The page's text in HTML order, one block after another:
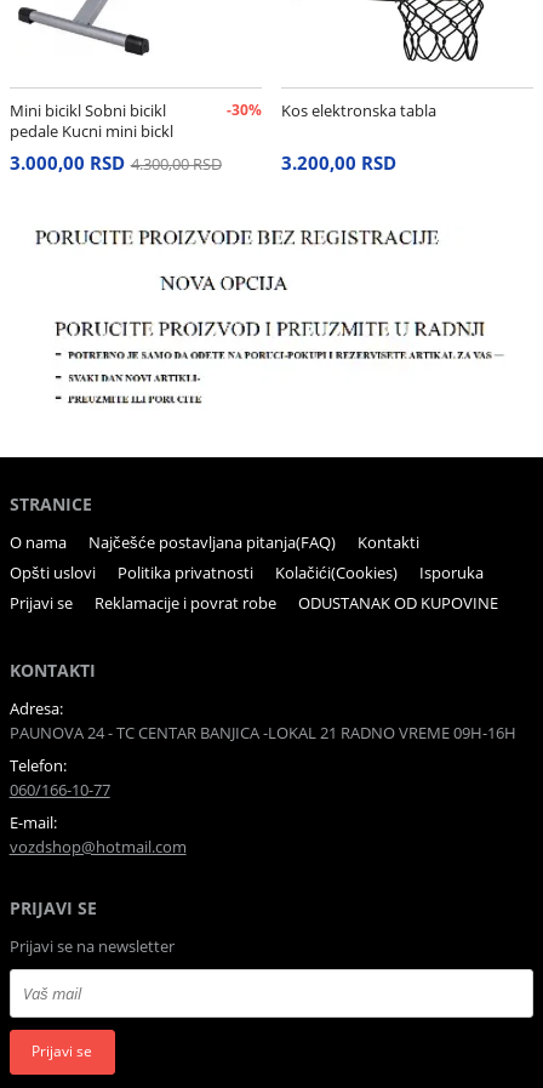
Mini bicikl Sobni bicikl
pedale Kucni mini bickl
-30%
3.000,00 RSD 4.300,00 RSD
Kos elektronska tabla
3.200,00 RSD
STRANICE
O nama Najčešće postavljana pitanja(FAQ)
Kontakti
Opšti uslovi
Politika privatnosti Kolačići(Cookies)
Isporuka
Prijavi se
Reklamacije i povrat robe ODUSTANAK OD KUPOVINE
KONTAKTI
Adresa:
PAUNOVA 24 - TC CENTAR BANJICA -LOKAL 21 RADNO VREME 09H-16H
Telefon:
060/166-10-77
E-mail:
vozdshop@hotmail.com
PRIJAVI SE
Prijavi se na newsletter
Prijavi se